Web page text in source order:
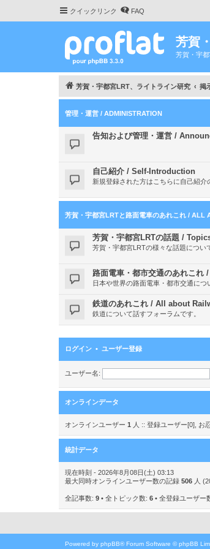
クイックリンク FAQ
芳賀
芳賀・宇
芳賀・宇都宮LRT、ライトライン研究 掲
管理・運営 / ADMINISTRATION
告知および管理・運営 /
自己紹介 / Self-Introduction
新規登録された方はこちらに自己紹介
芳賀・宇都宮LRTと路面電車のあれこれ /
芳賀・宇都宮LRTの話題 /
芳賀・宇都宮LRTの様々な話題につい
路面電車・都市交通のあれこ
日本や世界の路面電車・都市交通につ
鉄道のあれこれ / All about
鉄道について話すフォーラムです。
ログイン • ユーザー登録
ユーザー名:
オンラインデータ
オンラインユーザー 1 人 :: 登録ユーザー[0], お
統計データ
現在時刻 - 2026年8月08日(土) 03:13
最大同時オンラインユーザー数の記録 506 人
全記事数: 9 • 全トピック数: 6 • 全登録ユーザー
Powered by phpBB® Forum Software © phpBB